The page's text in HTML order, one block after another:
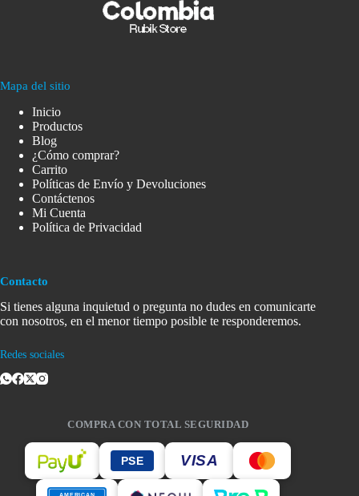
Mapa del sitio
Inicio
Productos
Blog
¿Cómo comprar?
Carrito
Políticas de Envío y Devoluciones
Contáctenos
Mi Cuenta
Política de Privacidad
Contacto
Si tienes alguna inquietud o pregunta no dudes en comunicarte
con nosotros, en el menor tiempo posible te responderemos.
Redes sociales
COMPRA CON TOTAL SEGURIDAD
PSE VISA